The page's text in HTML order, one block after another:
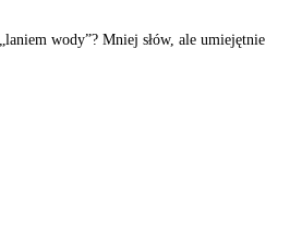
wody”? Mniej słów, ale umiejętnie